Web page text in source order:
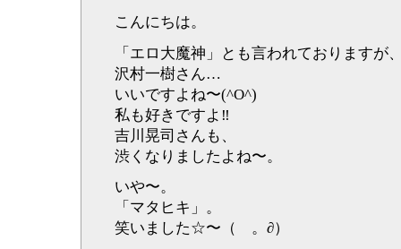
こんにちは。
「エロ大魔神」とも言われておりますが
沢村一樹さん…
いいですよね〜(^O^)
私も好きですよ‼︎
吉川晃司さんも、
渋くなりましたよね〜。
いや〜。
「マタヒキ」。
笑いました☆〜（ゝ。∂）